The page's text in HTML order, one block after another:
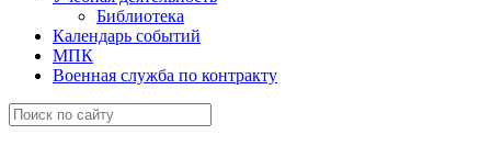
Библиотека
Календарь событий
МПК
Военная служба по контракту